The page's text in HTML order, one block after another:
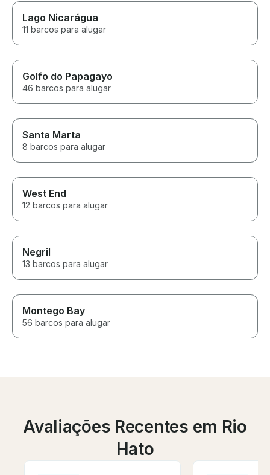
Lago Nicarágua
11 barcos para alugar
Golfo do Papagayo
46 barcos para alugar
Santa Marta
8 barcos para alugar
West End
12 barcos para alugar
Negril
13 barcos para alugar
Montego Bay
56 barcos para alugar
Avaliações Recentes em Rio
Hato